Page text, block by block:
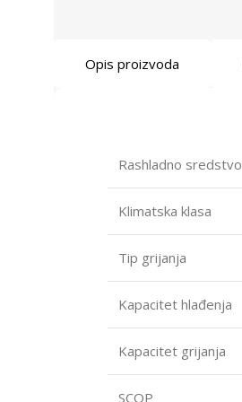
Opis proizvoda
Rashladno sredstvo
Klimatska klasa
Tip grijanja
Kapacitet hlađenja
Kapacitet grijanja
SCOP